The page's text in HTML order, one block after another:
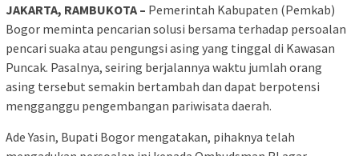
JAKARTA, RAMBUKOTA – Pemerintah Kabupaten (Pemkab)
Bogor meminta pencarian solusi bersama terhadap persoalan
pencari suaka atau pengungsi asing yang tinggal di Kawasan
Puncak. Pasalnya, seiring berjalannya waktu jumlah orang
asing tersebut semakin bertambah dan dapat berpotensi
mengganggu pengembangan pariwisata daerah.
Ade Yasin, Bupati Bogor mengatakan, pihaknya telah